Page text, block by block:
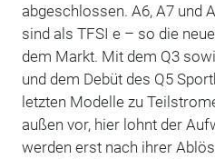
abgeschlossen. A6, A7 und
sind als TFSI e – so die
dem Markt. Mit dem Q3
und dem Debüt des Q5
letzten Modelle zu
außen vor, hier lohnt der
werden erst nach ihrer